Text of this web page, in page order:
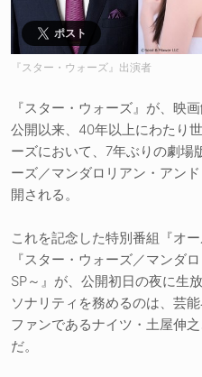
ポスト
『スター・ウォーズ』出演者
『スター・ウォーズ』が、映
公開以来、40年以上にわたり
ーズにおいて、7年ぶりの劇場
ーズ／マンダロリアン・アン
開される。
これを記念した特別番組『オ
『スター・ウォーズ／マンダ
SP～』が、公開初日の夜に生
ソナリティを務めるのは、芸
ファンであるナイツ・土屋伸
だ。